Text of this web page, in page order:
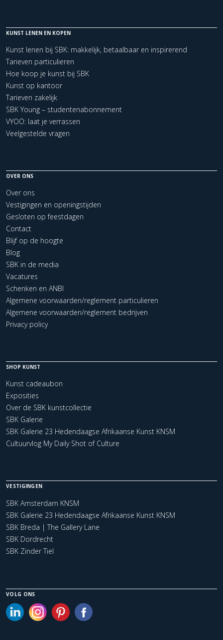
KUNST LENEN EN KOPEN
Kunst lenen bij SBK: makkelijk, betaalbaar en inspirerend
Tarieven particulieren
Hoe koop je kunst bij SBK
Kunst op kantoor
Tarieven zakelijk
SBK Young – studentenabonnement
VYOO: laat je verrassen
Veelgestelde vragen
OVER ONS
Over ons
Vestigingen en openingstijden
Gesloten op feestdagen
Contact
Blijf op de hoogte
Blog
SBK in de media
Vacatures
Schenken en ANBI
Algemene voorwaarden/reglement particulieren
Algemene voorwaarden/reglement bedrijven
Privacy policy
SHOP KUNST
Kunst cadeaubon
Exposities
Over de SBK kunstcollectie
SBK Galerie
SBK Galerie 23 Hedendaagse Afrikaanse Kunst KNSM
Cultuurvlog My Daily Shot of Culture
VESTIGINGEN
SBK Amsterdam KNSM
SBK Galerie 23 Hedendaagse Afrikaanse Kunst KNSM
SBK Breda | The Gallery Lane
SBK Dordrecht
SBK Zinder Tiel
VOLG ONS